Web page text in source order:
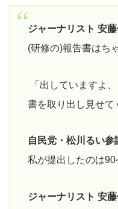
ジャーナリスト 安藤
(研修の)報告書はち
「出していますよ
書を取り出し見せて
自民党・松川るい参
私が提出したのは90
ジャーナリスト 安藤